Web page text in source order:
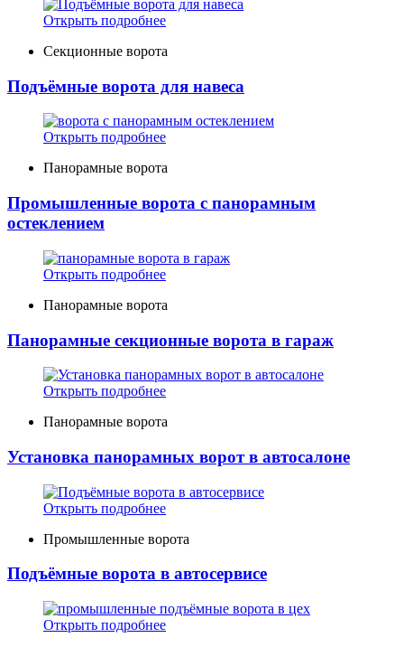
Открыть подробнее
Секционные ворота
Подъёмные ворота для навеса
Открыть подробнее
Панорамные ворота
Промышленные ворота с панорамным
остеклением
Открыть подробнее
Панорамные ворота
Панорамные секционные ворота в гараж
Открыть подробнее
Панорамные ворота
Установка панорамных ворот в автосалоне
Открыть подробнее
Промышленные ворота
Подъёмные ворота в автосервисе
Открыть подробнее